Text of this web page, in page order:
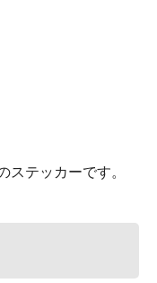
テッカーです。